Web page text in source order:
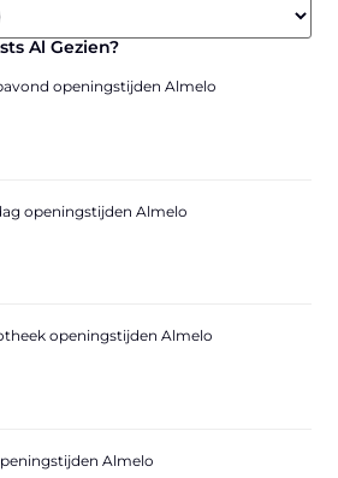
Al Gezien?
openingstijden Almelo
openingstijden Almelo
openingstijden Almelo
Almelo